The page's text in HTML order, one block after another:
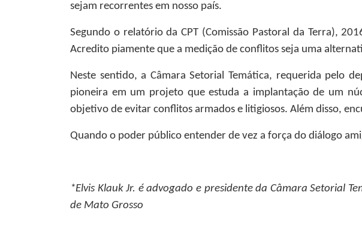
sejam recorrentes em nosso país.
Segundo o relatório da CPT (Comissão Pastoral da Terra),
Acredito piamente que a medição de conflitos seja uma
Neste sentido, a Câmara Setorial Temática, requerida pelo
pioneira em um projeto que estuda a implantação de um
objetivo de evitar conflitos armados e litigiosos. Além disso,
Quando o poder público entender de vez a força do diálogo
*Elvis Klauk Jr. é advogado e presidente da Câmara Setorial
de Mato Grosso